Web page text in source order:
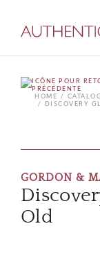
HOME
DISCOVERY
GORDON &
Old